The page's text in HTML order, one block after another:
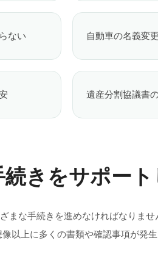
ない 自動車の名義変
遺産分割協議書
きをサポー
まな手続きを進めなければなりま
以上に多くの書類や確認事項が発生